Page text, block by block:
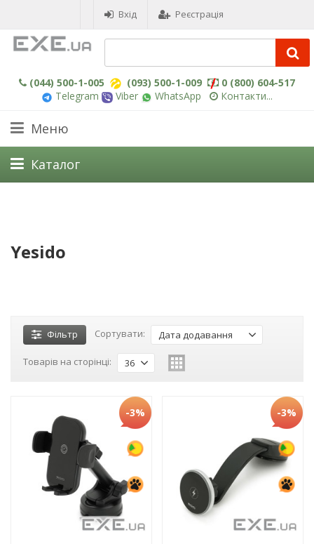
Вхід Реєстрація
(044) 500-1-005 (093) 500-1-009
0 (800) 604-517
Telegram
Viber WhatsApp Контакти...
Меню
Каталог
Yesido
Фільтр Сортувати: Дата додавання
Товарів на сторінці: 36
-3% -3%